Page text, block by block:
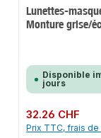
Lunettes-
Monture grise/
Disponible
jours
Prix régulier :
32.26 CHF
Prix TTC, frais